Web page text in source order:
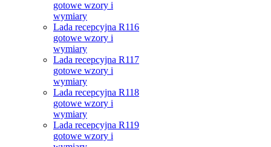
gotowe wzory i
wymiary
Lada recepcyjna R116
gotowe wzory i
wymiary
Lada recepcyjna R117
gotowe wzory i
wymiary
Lada recepcyjna R118
gotowe wzory i
wymiary
Lada recepcyjna R119
gotowe wzory i